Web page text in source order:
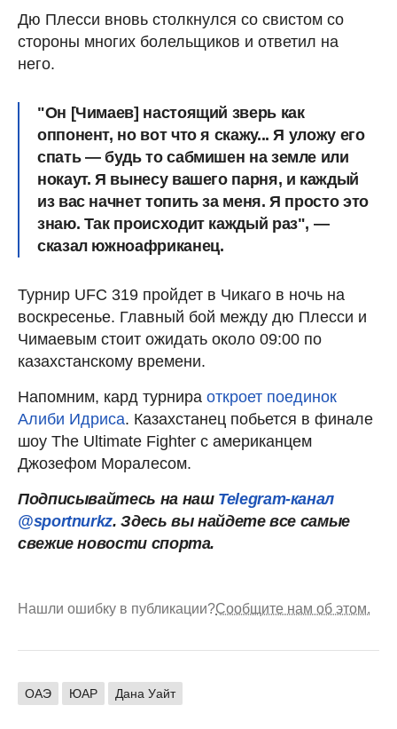
Дю Плесси вновь столкнулся со свистом со
стороны многих болельщиков и ответил на
него.
"Он [Чимаев] настоящий зверь как
оппонент, но вот что я скажу... Я уложу его
спать — будь то сабмишен на земле или
нокаут. Я вынесу вашего парня, и каждый
из вас начнет топить за меня. Я просто это
знаю. Так происходит каждый раз", —
сказал южноафриканец.
Турнир UFC 319 пройдет в Чикаго в ночь на
воскресенье. Главный бой между дю Плесси и
Чимаевым стоит ожидать около 09:00 по
казахстанскому времени.
Напомним, кард турнира откроет поединок
Алиби Идриса. Казахстанец побьется в финале
шоу The Ultimate Fighter с американцем
Джозефом Моралесом.
Подписывайтесь на наш Telegram-канал
@sportnurkz. Здесь вы найдете все самые
свежие новости спорта.
Нашли ошибку в публикации?Сообщите нам об этом.
ОАЭ ЮАР Дана Уайт